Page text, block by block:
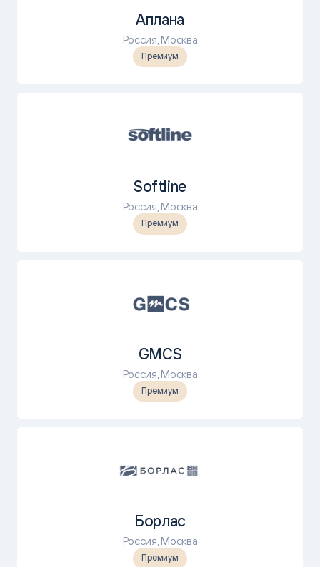
Аплана
Россия, Москва
Премиум
Softline
Россия, Москва
Премиум
GMCS
Россия, Москва
Премиум
Борлас
Россия, Москва
Премиум